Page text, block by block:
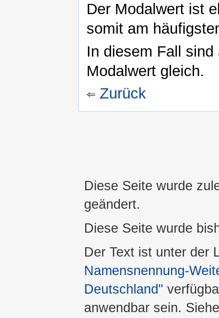
Der Modalwert ist
somit am
In diesem Fall
Modalwert gleich.
Zurück
Diese Seite wurde
geändert.
Diese Seite wurde
Der Text ist unter der
Namensnennung-
Deutschland"
anwendbar sein.